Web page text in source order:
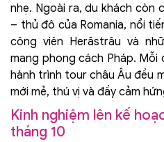
nhẹ. Ngoài ra, du khách còn
– thủ đô của Romania, nổi
công viên Herăstrău và
mang phong cách Pháp. Mỗi
hành trình tour châu Âu đều
mới mẻ, thú vị và đầy cảm
Kinh nghiệm lên kế
tháng 10